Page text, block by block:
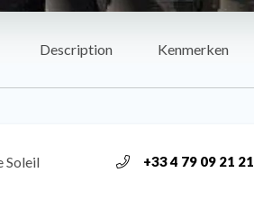
Description Kenmerken
Soleil
+33 4 79 09 21 21